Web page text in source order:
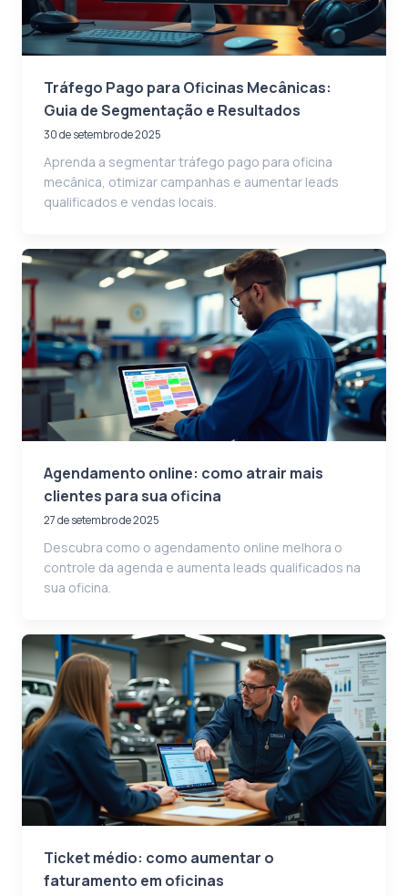
Tráfego Pago para Oficinas Mecânicas:
Guia de Segmentação e Resultados
30 de setembro de 2025
Aprenda a segmentar tráfego pago para oficina
mecânica, otimizar campanhas e aumentar leads
qualificados e vendas locais.
Agendamento online: como atrair mais
clientes para sua oficina
27 de setembro de 2025
Descubra como o agendamento online melhora o
controle da agenda e aumenta leads qualificados na
sua oficina.
Ticket médio: como aumentar o
faturamento em oficinas